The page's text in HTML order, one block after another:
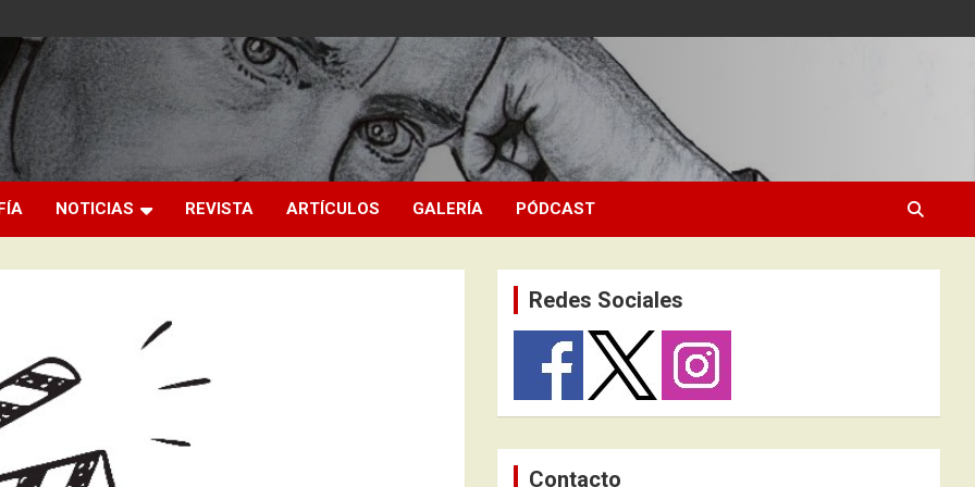
NOTICIAS REVISTA ARTÍCULOS GALERÍA PÓDCAST
Redes Sociales
Contacto